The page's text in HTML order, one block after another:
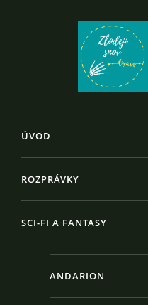
ÚVOD
ROZPRÁVKY
SCI-FI A FANTASY
ANDARION